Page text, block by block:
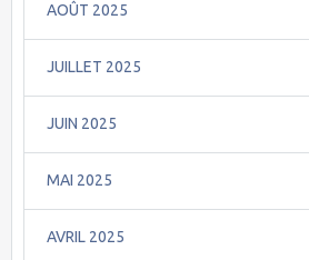
AOÛT 2025
JUILLET 2025
JUIN 2025
MAI 2025
AVRIL 2025